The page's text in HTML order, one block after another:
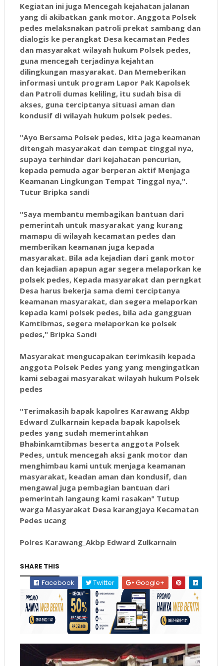
Kegiatan ini juga Mencegah kejahatan jalanan
yang di akibatkan gank motor. Anggota Polsek
pedes melaksnakan patroli prekat sambang dan
dialogis ke perangkat Desa kecamatan Pedes
dan masyarakat wilayah hukum Polsek pedes,
guna mencegah terjadinya kejahtan
dilingkungan masyarakat. Dan Memeberikan
informasi untuk program Lapor Pak Kapolsek
dan Patroli dumas keliling, itu sudah bisa di
akses, guna terciptanya situasi aman dan
kondusif di wilayah hukum polsek pedes.
"Ayo Bersama Polsek pedes, kita jaga keamanan
ditengah masyarakat dan tempat tinggal nya,
supaya terhindar dari kejahatan pencurian,
kepada pemuda agar berperan aktif Menjaga
Keamanan Lingkungan Tempat Tinggal nya,".
Tutur Bripka sandi
"Saya membantu membagikan bantuan dari
pemerintah untuk masyarakat yang kurang
mamapu di wilayah kecamatan pedes dan
memberikan keamanan juga kepada
masyarakat. Bila ada kejadian dari gank motor
dan kejadian apapun agar segera melaporkan ke
polsek pedes, Kepada masyarakat dan perngkat
Desa harus bekerja sama demi terciptanya
keamanan masyarakat, dan segera melaporkan
kepada kami polsek pedes, bila ada gangguan
Kamtibmas, segera melaporkan ke polsek
pedes," Bripka Sandi
Masyarakat mengucapakan terimkasih kepada
anggota Polsek Pedes yang yang mengingatkan
kami sebagai masyarakat wilayah hukum Polsek
pedes
"Terimakasih bapak kapolres Karawang Akbp
Edward Zulkarnain kepada bapak kapolsek
pedes yang sudah memerintahkan
Bhabinkamtibmas beserta anggota Polsek
Pedes, untuk mencegah aksi gank motor dan
menghimbau kami untuk menjaga keamanan
masyarakat, keadan aman dan kondusif, dan
mengawal juga pembagian bantuan dari
pemerintah langaung kami rasakan" Tutup
warga Masyarakat Desa karangjaya Kecamatan
Pedes ucang
Polres Karawang_Akbp Edward Zulkarnain
SHARE THIS
Facebook
Twitter Google+